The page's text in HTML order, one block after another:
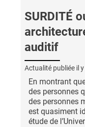
SURDITÉ
auditif
Actualité publiée il y
En montrant
des personnes
des personnes
est quasiment
étude de